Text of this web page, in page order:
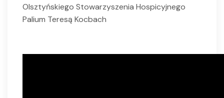
Olsztyńskiego Stowarzyszenia Hospicyjnego
Palium Teresą Kocbach